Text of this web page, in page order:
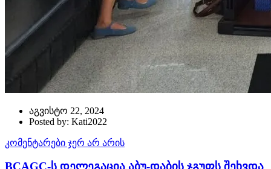
აგვისტო 22, 2024
Posted by: Kati2022
კომენტარები ჯერ არ არის
BCAGC-ს დელეგაცია აბუ-დაბის ჯგუფს შეხვდა